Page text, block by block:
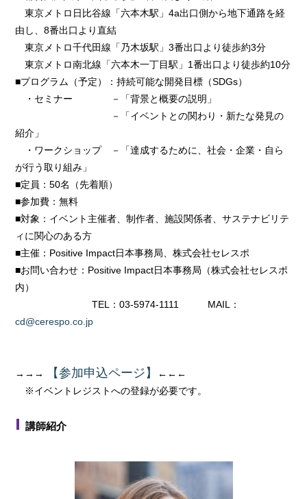
東京メトロ日比谷線「六本木駅」4a出口側から地下通路を経
由し、8番出口より直結
東京メトロ千代田線「乃木坂駅」3番出口より徒歩約3分
東京メトロ南北線「六本木一丁目駅」1番出口より徒歩約10分
■プログラム（予定）：持続可能な開発目標（SDGs）
・セミナー －「背景と概要の説明」
－「イベントとの関わり・新たな発見の
紹介」
・ワークショップ －「達成するために、社会・企業・自ら
が行う取り組み」
■定員：50名（先着順）
■参加費：無料
■対象：イベント主催者、制作者、施設関係者、サステナビリテ
ィに関心のある方
■主催：Positive Impact日本事務局、株式会社セレスポ
■お問い合わせ：Positive Impact日本事務局（株式会社セレスポ
内）
TEL：03-5974-1111 MAIL：
cd@cerespo.co.jp
→→→ 【参加申込ページ】
←←←
※イベントレジストへの登録が必要です。
講師紹介